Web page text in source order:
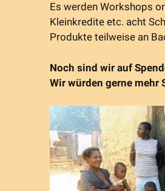
Es werden Workshops
Kleinkredite etc. acht
Produkte teilweise an
Noch sind wir auf
Wir würden gerne mehr